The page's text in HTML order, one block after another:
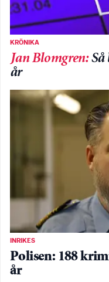
KRÖNIKA
Jan Blomgren:Så
år
INRIKES
Polisen: 188
år